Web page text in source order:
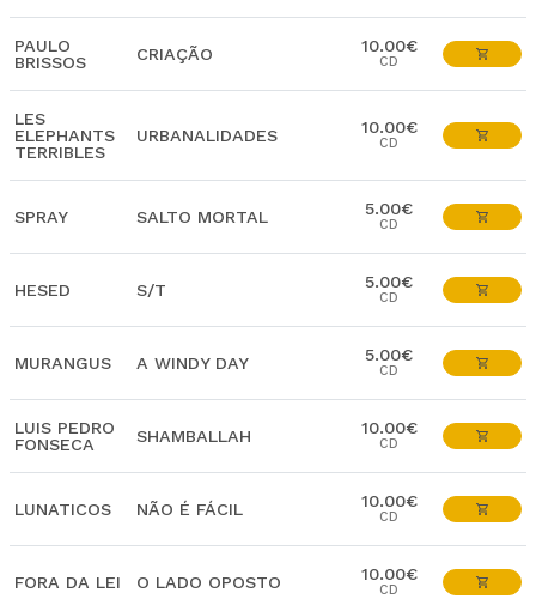
PAULO
BRISSOS
CRIAÇÃO 10.00€
CD
LES
ELEPHANTS
TERRIBLES
URBANALIDADES 10.00€
CD
SPRAY SALTO MORTAL 5.00€
CD
HESED S/T 5.00€
CD
MURANGUS A WINDY DAY 5.00€
CD
LUIS PEDRO
FONSECA
SHAMBALLAH 10.00€
CD
LUNATICOS NÃO É FÁCIL 10.00€
CD
FORA DA LEI O LADO OPOSTO 10.00€
CD